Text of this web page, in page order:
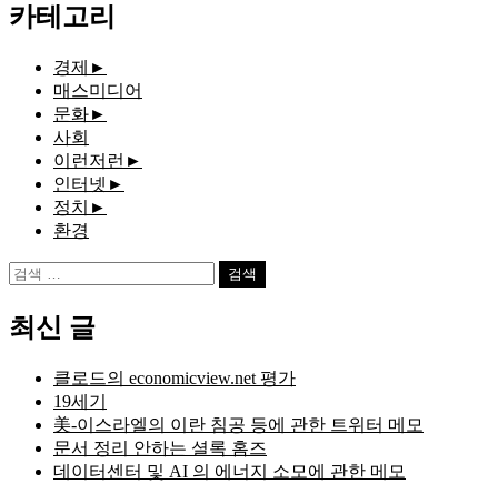
카테고리
경제 ►
매스미디어
문화►
사회
이런저런 ►
인터넷 ►
정치 ►
환경
검
최신 글
클로드의 economicview.net 평가
19세기
美-이스라엘의 이란 침공 등에 관한 트위터 메모
문서 정리 안하는 셜록 홈즈
데이터센터 및 AI 의 에너지 소모에 관한 메모